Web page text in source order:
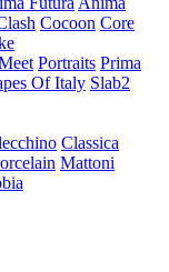
Cocoon Core
Portraits Prima
Of Italy Slab2
Classica
Mattoni